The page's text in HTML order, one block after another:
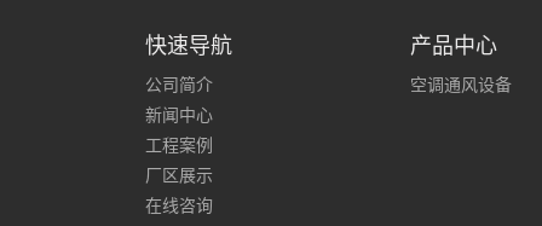
快速导航
公司简介
新闻中心
工程案例
厂区展示
在线咨询
产品中心
空调通风设备